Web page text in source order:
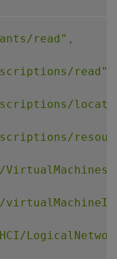
read" ,
read"